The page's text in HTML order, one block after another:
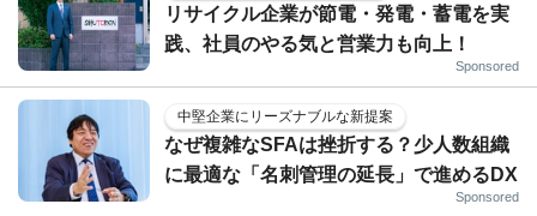
リサイクル企業が節電・発電・蓄電を実
践、社員のやる気と営業力も向上！
Sponsored
中堅企業にリーズナブルな新提案
なぜ複雑なSFAは挫折する？少人数組織
に最適な「名刺管理の延長」で進めるDX
Sponsored